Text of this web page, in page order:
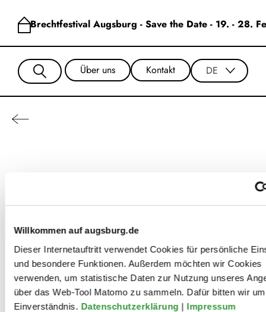
Willkommen auf augsburg.de
Dieser Internetauftritt verwendet Cookies für persönliche
und besondere Funktionen. Außerdem möchten wir Cookies
verwenden, um statistische Daten zur Nutzung unseres
über das Web-Tool Matomo zu sammeln. Dafür bitten wir
Einverständnis. Datenschutzerklärung | Impressum
Brechtfestival Augsburg - Save the Date - 19. - 28.
Über uns Kontakt DE
Manuel Wiencke